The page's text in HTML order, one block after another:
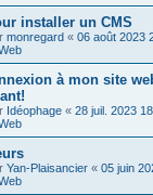
installer un CMS
monregard « 06 août 2023
à mon site
Idéophage « 28 juil. 2023
Yan-Plaisancier « 05 juin